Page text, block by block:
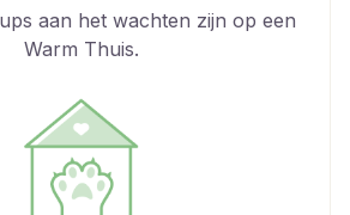
aan het wachten zijn op een
Warm Thuis.